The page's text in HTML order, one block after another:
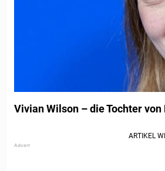
Vivian Wilson – die Tochter